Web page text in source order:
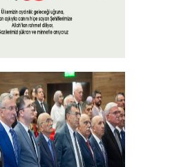
15 Temmuz 2024
+